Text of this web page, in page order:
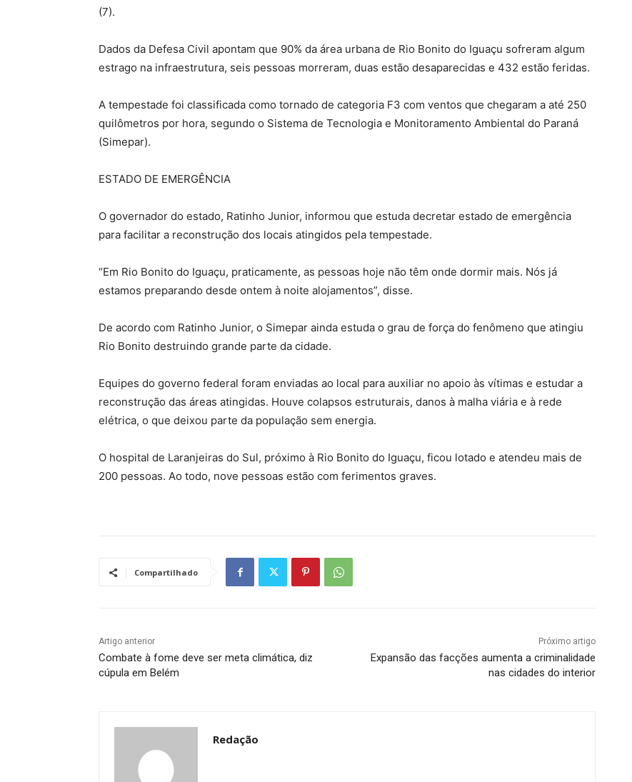
(7).
Dados da Defesa Civil apontam que 90% da área urbana de Rio Bonito do Iguaçu sofreram algum
estrago na infraestrutura, seis pessoas morreram, duas estão desaparecidas e 432 estão feridas.
A tempestade foi classificada como tornado de categoria F3 com ventos que chegaram a até 250
quilômetros por hora, segundo o Sistema de Tecnologia e Monitoramento Ambiental do Paraná
(Simepar).
ESTADO DE EMERGÊNCIA
O governador do estado, Ratinho Junior, informou que estuda decretar estado de emergência
para facilitar a reconstrução dos locais atingidos pela tempestade.
“Em Rio Bonito do Iguaçu, praticamente, as pessoas hoje não têm onde dormir mais. Nós já
estamos preparando desde ontem à noite alojamentos”, disse.
De acordo com Ratinho Junior, o Simepar ainda estuda o grau de força do fenômeno que atingiu
Rio Bonito destruindo grande parte da cidade.
Equipes do governo federal foram enviadas ao local para auxiliar no apoio às vítimas e estudar a
reconstrução das áreas atingidas. Houve colapsos estruturais, danos à malha viária e à rede
elétrica, o que deixou parte da população sem energia.
O hospital de Laranjeiras do Sul, próximo à Rio Bonito do Iguaçu, ficou lotado e atendeu mais de
200 pessoas. Ao todo, nove pessoas estão com ferimentos graves.
Compartilhado
Artigo anterior
Combate à fome deve ser meta climática, diz
cúpula em Belém
Próximo artigo
Expansão das facções aumenta a criminalidade
nas cidades do interior
Redação